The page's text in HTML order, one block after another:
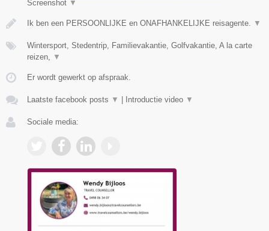
Screenshot ▼
Ik ben een PERSOONLIJKE en ONAFHANKELIJKE reisagente. ▼
Wintersport, Stedentrip, Familievakantie, Golfvakantie, A la carte
reizen,
▼
Er wordt gewerkt op afspraak.
Laatste facebook posts ▼ Introductie video ▼
Sociale media: